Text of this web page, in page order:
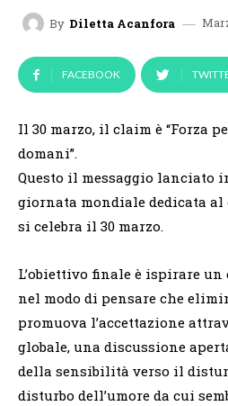
By Diletta Acanfora
FACEBOOK
Il 30 marzo, il claim è “Forza
domani”.
Questo il messaggio lanciato
giornata mondiale dedicata al
si celebra il 30 marzo.
L’obiettivo finale è ispirare un
nel modo di pensare che
promuova l’accettazione
globale, una discussione
della sensibilità verso il
disturbo dell’umore da cui